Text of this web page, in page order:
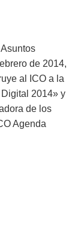
de 2014,
al ICO a la
2014» y
de los
Agenda